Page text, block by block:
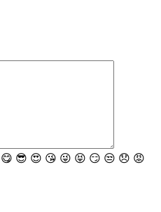
😋 😎 😍 😘 😜 😝 😏 😒 😞 😡